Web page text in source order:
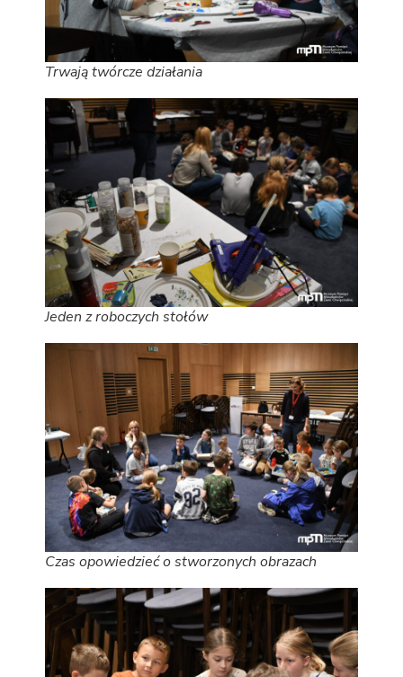
Trwają twórcze działania
Jeden z roboczych stołów
Czas opowiedzieć o stworzonych obrazach